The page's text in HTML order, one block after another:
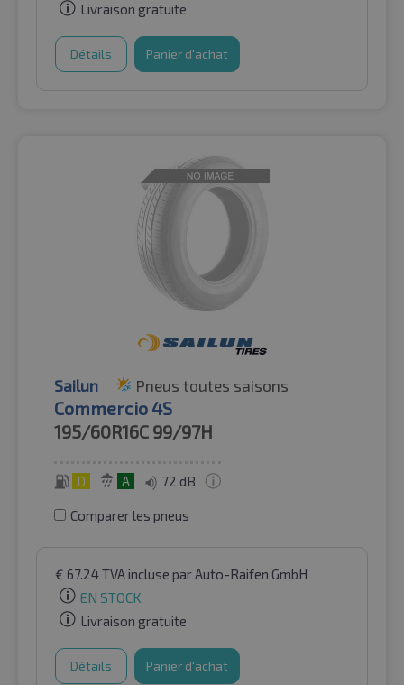
Livraison gratuite
Détails Panier d'achat
Sailun Pneus toutes saisons
Commercio 4S
195/60R16C 99/97H
D A 72 dB
Comparer les pneus
€ 67.24TVA incluse par Auto-Raifen GmbH
EN STOCK
Livraison gratuite
Détails Panier d'achat